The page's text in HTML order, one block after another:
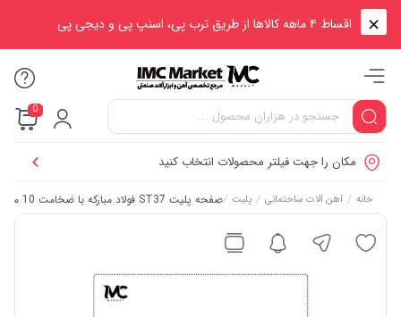
اقساط ۴ ماهه کالاها از طریق ترب پی، اسنپ پی و دیجی پی
0
مکان را جهت فیلتر محصولات انتخاب کنید
خانه / آهن آلات ساختمانی / پلیت /صفحه پلیت ST37 فولاد مبارکه با ضخامت 10 میلی‌متر – ابعاد مستطیلی